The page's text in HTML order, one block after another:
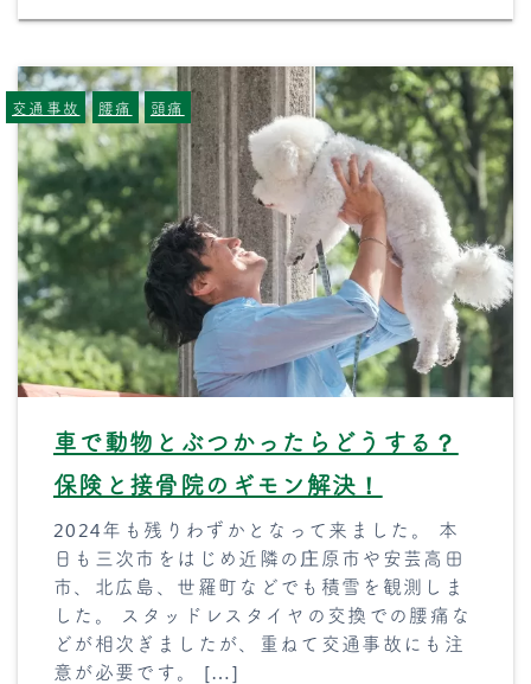
車で動物とぶつかったらどうする？
保険と接骨院のギモン解決！
2024年も残りわずかとなって来ました。 本
日も三次市をはじめ近隣の庄原市や安芸高田
市、北広島、世羅町などでも積雪を観測しま
した。 スタッドレスタイヤの交換での腰痛な
どが相次ぎましたが、重ねて交通事故にも注
意が必要です。 […]
交通事故 腰痛 頭痛